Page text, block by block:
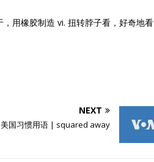
用橡胶制造 vi. 扭转脖子看，好奇地看
NEXT
美国习惯用语 | squared away